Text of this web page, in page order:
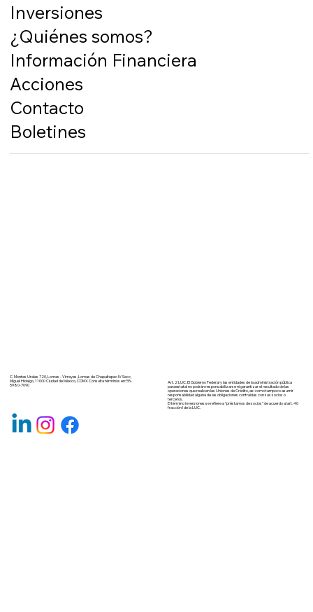
Inversiones
¿Quiénes somos?
Información Financiera
Acciones
Contacto
Boletines
C. Montes Urales 720, Lomas - Virreyes, Lomas de Chapultepec IV Secc,
Miguel Hidalgo, 11000 Ciudad de México, CDMX Consulta términos en: 55-
5980-7090
Art. 2 LUC. El Gobierno Federal y las entidades de la administración pública
paraestatal no podrán responsabilizarse ni garantizar el resultado de las
operaciones que realicen las Uniones de Crédito, así como tampoco asumir
responsabilidad alguna de las obligaciones contraídas con sus socios o
terceros.
El término inversiones se refiere a “préstamos de socios” de acuerdo al art. 40
fracción I de la LUC.